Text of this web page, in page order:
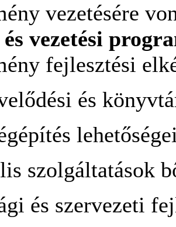
vezetésére
vezetési
fejlesztési
és
szolgáltatások
és szervezeti